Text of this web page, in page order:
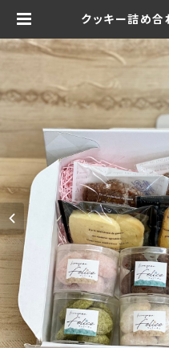
クッキー詰め